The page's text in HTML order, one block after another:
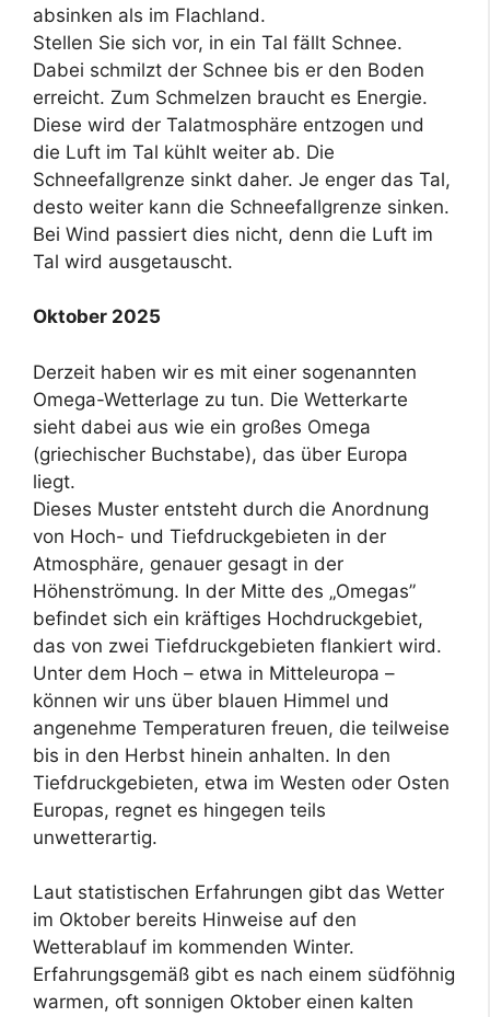
absinken als im Flachland.
Stellen Sie sich vor, in ein Tal fällt Schnee.
Dabei schmilzt der Schnee bis er den Boden
erreicht. Zum Schmelzen braucht es Energie.
Diese wird der Talatmosphäre entzogen und
die Luft im Tal kühlt weiter ab. Die
Schneefallgrenze sinkt daher. Je enger das Tal,
desto weiter kann die Schneefallgrenze sinken.
Bei Wind passiert dies nicht, denn die Luft im
Tal wird ausgetauscht.
Oktober 2025
Derzeit haben wir es mit einer sogenannten
Omega-Wetterlage zu tun. Die Wetterkarte
sieht dabei aus wie ein großes Omega
(griechischer Buchstabe), das über Europa
liegt.
Dieses Muster entsteht durch die Anordnung
von Hoch- und Tiefdruckgebieten in der
Atmosphäre, genauer gesagt in der
Höhenströmung. In der Mitte des „Omegas”
befindet sich ein kräftiges Hochdruckgebiet,
das von zwei Tiefdruckgebieten flankiert wird.
Unter dem Hoch – etwa in Mitteleuropa –
können wir uns über blauen Himmel und
angenehme Temperaturen freuen, die teilweise
bis in den Herbst hinein anhalten. In den
Tiefdruckgebieten, etwa im Westen oder Osten
Europas, regnet es hingegen teils
unwetterartig.
Laut statistischen Erfahrungen gibt das Wetter
im Oktober bereits Hinweise auf den
Wetterablauf im kommenden Winter.
Erfahrungsgemäß gibt es nach einem südföhnig
warmen, oft sonnigen Oktober einen kalten